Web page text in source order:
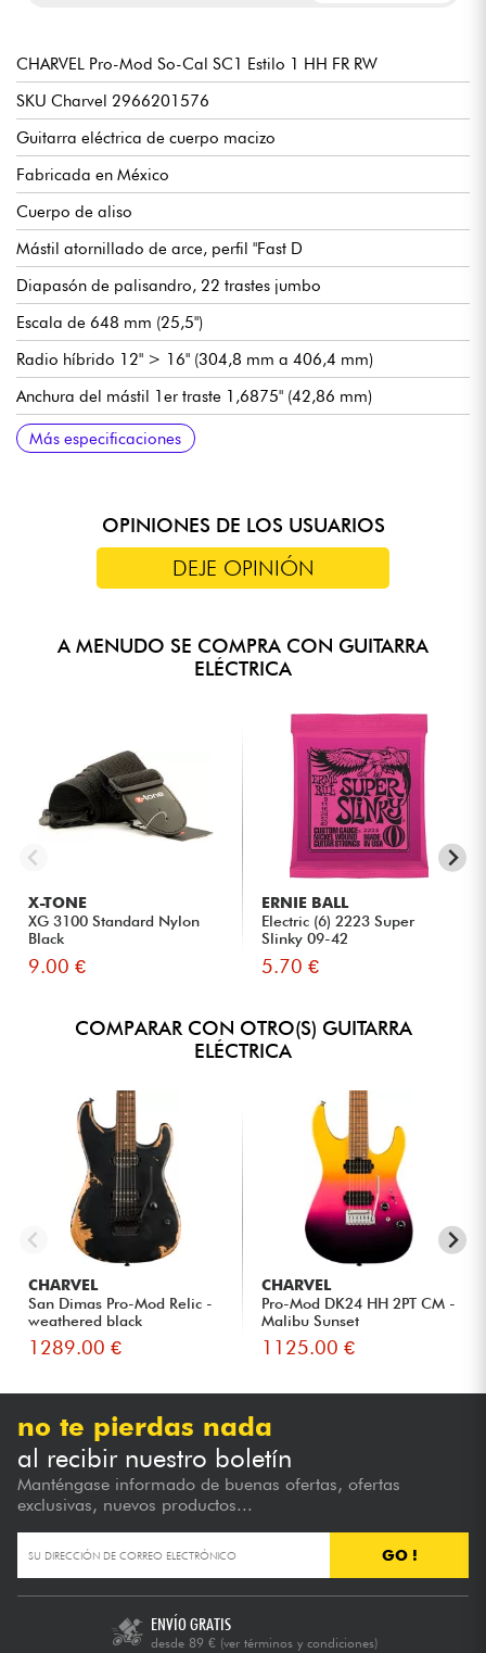
CHARVEL Pro-Mod So-Cal SC1 Estilo 1 HH FR RW
SKU Charvel 2966201576
Guitarra eléctrica de cuerpo macizo
Fabricada en México
Cuerpo de aliso
Mástil atornillado de arce, perfil "Fast D
Diapasón de palisandro, 22 trastes jumbo
Escala de 648 mm (25,5")
Radio híbrido 12" > 16" (304,8 mm a 406,4 mm)
Anchura del mástil 1er traste 1,6875" (42,86 mm)
Configuración de pastillas HH, Seymour Duncan Distortion TB-
6 (puente) y SH-6N (mástil)
Volumen
Tono
Selector de pastillas de 3 posiciones
Trémolo Floyd Rose® Serie 1000 de doble bloqueo
empotrado
Clavijas de afinación selladas en baño de aceite de la marca
Charvel
Cuerpo brillante / mástil satinado
Tirantes originales 9-42
Más especificaciones
OPINIONES DE LOS USUARIOS
DEJE OPINIÓN
A MENUDO SE COMPRA CON GUITARRA
ELÉCTRICA
X-TONE
XG 3100 Standard Nylon
Black
9.00 €
ERNIE BALL
Electric (6) 2223 Super
Slinky 09-42
5.70 €
COMPARAR CON OTRO(S) GUITARRA
ELÉCTRICA
CHARVEL
San Dimas Pro-Mod Relic -
weathered black
1289.00 €
CHARVEL
Pro-Mod DK24 HH 2PT CM -
Malibu Sunset
1125.00 €
no te pierdas nada
al recibir nuestro boletín
Manténgase informado de buenas ofertas, ofertas
exclusivas, nuevos productos...
GO !
ENVÍO GRATIS
desde 89 € (ver términos y condiciones)